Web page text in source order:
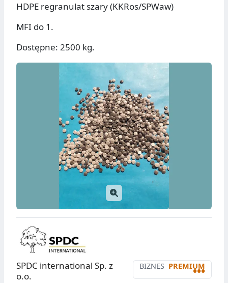
HDPE regranulat szary (KKRos/SPWaw)
MFI do 1.
Dostępne: 2500 kg.
BIZNES PREMIUM
•••
SPDC international Sp. z
o.o.